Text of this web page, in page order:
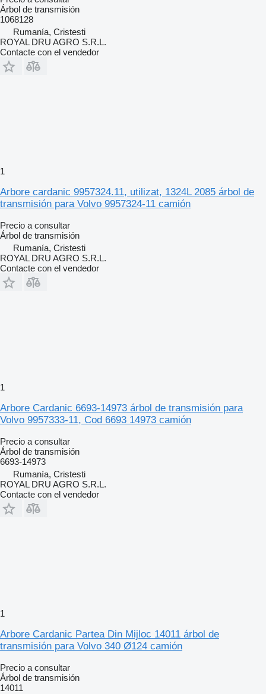
Árbol de transmisión
1068128
Rumanía, Cristesti
ROYAL DRU AGRO S.R.L.
Contacte con el vendedor
1
Arbore cardanic 9957324.11, utilizat, 1324L 2085 árbol de
transmisión para Volvo 9957324-11 camión
Precio a consultar
Árbol de transmisión
Rumanía, Cristesti
ROYAL DRU AGRO S.R.L.
Contacte con el vendedor
1
Arbore Cardanic 6693-14973 árbol de transmisión para
Volvo 9957333-11, Cod 6693 14973 camión
Precio a consultar
Árbol de transmisión
6693-14973
Rumanía, Cristesti
ROYAL DRU AGRO S.R.L.
Contacte con el vendedor
1
Arbore Cardanic Partea Din Mijloc 14011 árbol de
transmisión para Volvo 340 Ø124 camión
Precio a consultar
Árbol de transmisión
14011